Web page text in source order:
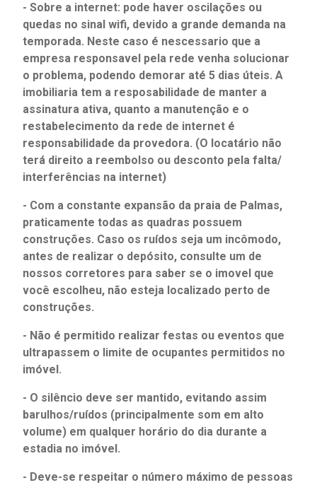
- Sobre a internet: pode haver oscilações ou
quedas no sinal wifi, devido a grande demanda na
temporada. Neste caso é nescessario que a
empresa responsavel pela rede venha solucionar
o problema, podendo demorar até 5 dias úteis. A
imobiliaria tem a resposabilidade de manter a
assinatura ativa, quanto a manutenção e o
restabelecimento da rede de internet é
responsabilidade da provedora. (O locatário não
terá direito a reembolso ou desconto pela falta/
interferências na internet)
- Com a constante expansão da praia de Palmas,
praticamente todas as quadras possuem
construções. Caso os ruídos seja um incômodo,
antes de realizar o depósito, consulte um de
nossos corretores para saber se o imovel que
você escolheu, não esteja localizado perto de
construções.
- Não é permitido realizar festas ou eventos que
ultrapassem o limite de ocupantes permitidos no
imóvel.
- O silêncio deve ser mantido, evitando assim
barulhos/ruídos (principalmente som em alto
volume) em qualquer horário do dia durante a
estadia no imóvel.
- Deve-se respeitar o número máximo de pessoas